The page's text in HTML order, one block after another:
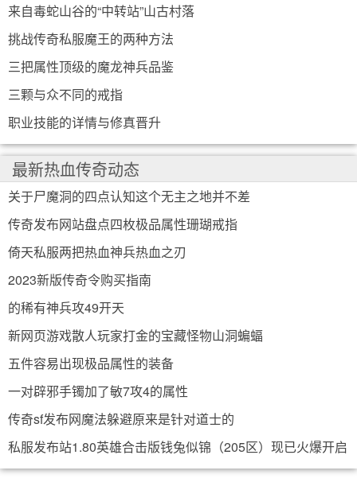
来自毒蛇山谷的“中转站”山古村落
挑战传奇私服魔王的两种方法
三把属性顶级的魔龙神兵品鉴
三颗与众不同的戒指
职业技能的详情与修真晋升
最新热血传奇动态
关于尸魔洞的四点认知这个无主之地并不差
传奇发布网站盘点四枚极品属性珊瑚戒指
倚天私服两把热血神兵热血之刃
2023新版传奇令购买指南
的稀有神兵攻49开天
新网页游戏散人玩家打金的宝藏怪物山洞蝙蝠
五件容易出现极品属性的装备
一对辟邪手镯加了敏7攻4的属性
传奇sf发布网魔法躲避原来是针对道士的
私服发布站1.80英雄合击版钱兔似锦（205区）现已火爆开启